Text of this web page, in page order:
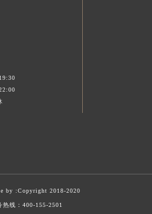
by :Copyright 2018-2020
热线： 400-155-2501